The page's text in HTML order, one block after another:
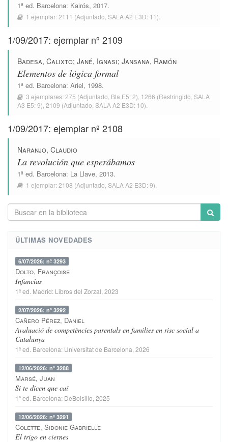
1ª ed. Barcelona: Kairós, 2017.
1 ejemplar:2111 (Adjuntado, SALA A2 E3D: 11).
1/09/2017: ejemplar nº 2109
Badesa, Calixto; Jané, Ignasi; Jansana, Ramón
Elementos de lógica formal
1ª ed. Barcelona: Ariel, 1998.
3 ejemplares:275 (Adjuntado, Bla E5: 2), 1266 (Restringido, SALA
A3 E5: 9), 2109 (Adjuntado, SALA A2 E3D: 10).
1/09/2017: ejemplar nº 2108
Naranjo, Claudio
La revolución que esperábamos
1ª ed. Barcelona: La Llave, 2013.
1 ejemplar:2108 (Adjuntado, SALA A2 E3D: 9).
ÚLTIMAS NOVEDADES
6/07/2026: nº 3293
Dolto, Françoise
Infancias
1ª ed. Madrid: Libros del Zorzal , 2023
2/07/2026: nº 3292
Cañero Pérez, Daniel
Avaluació de competències parentals en families en risc social a
Catalunya
1ª ed. Barcelona: Universitat de Barcelona , 2026
12/06/2026: nº 3288
Marsé, Juan
Si te dicen que caí
1ª ed. Barcelona: DeBolsillo , 2025
12/06/2026: nº 3291
Colette, Sidonie-Gabrielle
El trigo en ciernes